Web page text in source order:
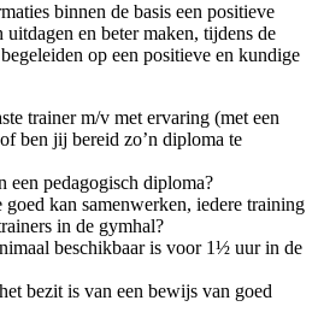
binnen de basis een positieve
en beter maken, tijdens de
op een positieve en kundige
trainer m/v met ervaring (met een
ben jij bereid zo’n diploma te
een pedagogisch diploma?
kan samenwerken, iedere training
in de gymhal?
beschikbaar is voor 1½ uur in de
bezit is van een bewijs van goed